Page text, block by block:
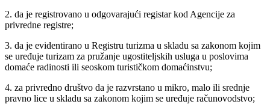
2. da je registrovano u odgovarajući registar kod Agencije za
privredne registre;
3. da je evidentirano u Registru turizma u skladu sa zakonom kojim
se uređuje turizam za pružanje ugostiteljskih usluga u poslovima
domaće radinosti ili seoskom turističkom domaćinstvu;
4. za privredno društvo da je razvrstano u mikro, malo ili srednje
pravno lice u skladu sa zakonom kojim se uređuje računovodstvo;